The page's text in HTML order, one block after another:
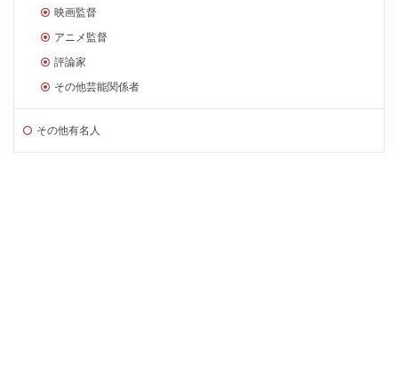
映画監督
アニメ監督
評論家
その他芸能関係者
その他有名人